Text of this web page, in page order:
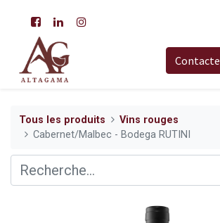
Tous les produits
Vins rouges
Cabernet/Malbec - Bodega RUTINI